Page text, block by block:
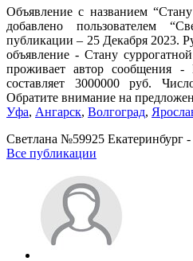
Объявление с названием
добавлено пользователем
публикации – 25 Декабря 2023.
объявление - Cтану
проживает автор сообщения -
составляет 3000000 руб.
Обратите внимание на
Уфа, Ангарск, Волгоград,
Светлана №59925 Екатеринбург
Все публикации